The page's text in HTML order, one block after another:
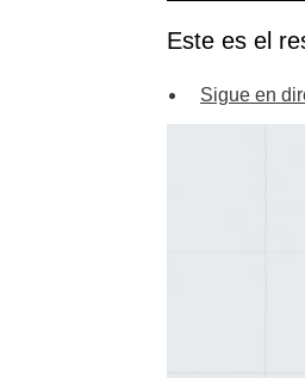
Este es el
Sigue en